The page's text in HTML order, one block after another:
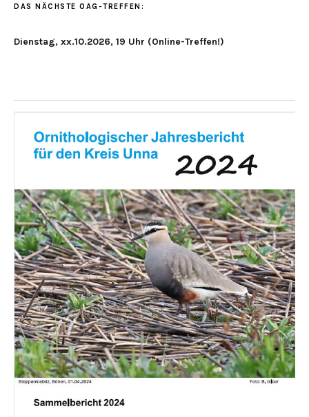
DAS NÄCHSTE OAG-TREFFEN:
Dienstag, xx.10.2026, 19 Uhr (Online-Treffen!)